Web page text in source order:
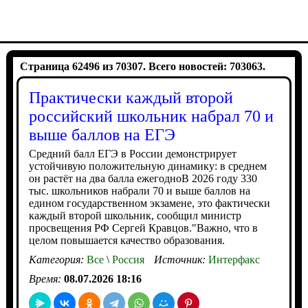
Страница 62496 из 70307. Всего новостей: 703063.
Практически каждый второй
российский школьник набрал 70 и
выше баллов на ЕГЭ
Средний балл ЕГЭ в России демонстрирует
устойчивую положительную динамику: в среднем
он растёт на два балла ежегодноВ 2026 году 330
тыс. школьников набрали 70 и выше баллов на
едином государственном экзамене, это фактически
каждый второй школьник, сообщил министр
просвещения РФ Сергей Кравцов."Важно, что в
целом повышается качество образования.
Категория: Все\Россия Источник: Интерфакс
Время: 08.07.2026 18:16